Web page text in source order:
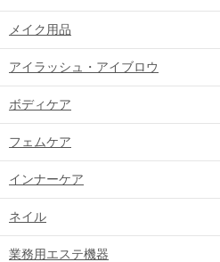
メイク用品
アイラッシュ・アイブロウ
ボディケア
フェムケア
インナーケア
ネイル
業務用エステ機器